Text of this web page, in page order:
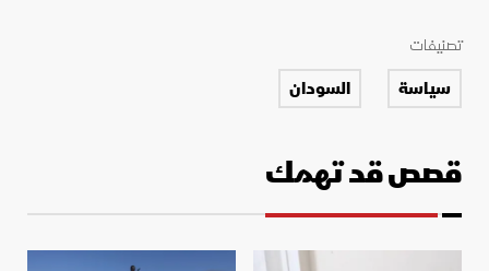
تصنيفات
سياسة السودان
قصص قد تهمك